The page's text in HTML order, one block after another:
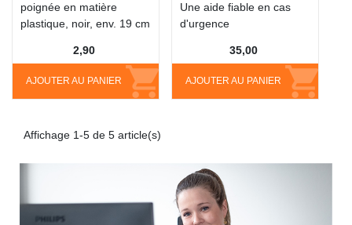
poignée en matière
plastique, noir, env. 19 cm
AJOUTER AU PANIER
2,90
Une aide fiable en cas
d'urgence
AJOUTER AU PANIER
35,00
Affichage 1-5 de 5 article(s)